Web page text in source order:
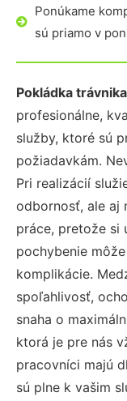
Ponúkame
sú priamo v
Pokládka
profesionálne,
služby, ktoré sú
požiadavkám.
Pri realizácií
odbornosť, ale aj
práce, pretože si
pochybenie
komplikácie.
spoľahlivosť,
snaha o
ktorá je pre nás
pracovníci majú
sú plne k vašim